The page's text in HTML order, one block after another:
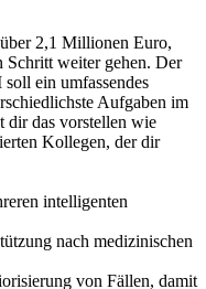
2,1 Millionen Euro,
Schritt weiter gehen. Der
ein umfassendes
Aufgaben im
dir das vorstellen wie
Kollegen, der dir
intelligenten
nach medizinischen
von Fällen, damit